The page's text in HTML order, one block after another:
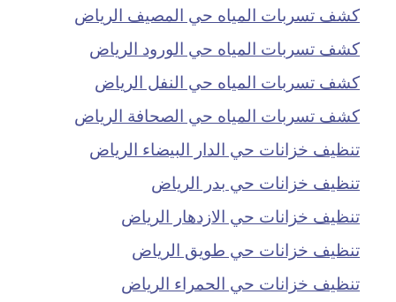
كشف تسربات المياه حي المصيف الرياض
كشف تسربات المياه حي الورود الرياض
كشف تسربات المياه حي النفل الرياض
كشف تسربات المياه حي الصحافة الرياض
تنظيف خزانات حي الدار البيضاء الرياض
تنظيف خزانات حي بدر الرياض
تنظيف خزانات حي الازدهار الرياض
تنظيف خزانات حي طويق الرياض
تنظيف خزانات حي الحمراء الرياض